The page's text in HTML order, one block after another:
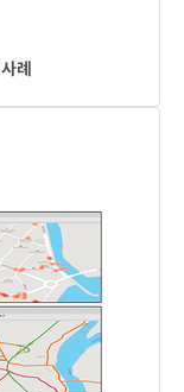
례